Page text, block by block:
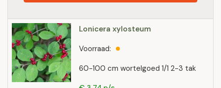
Lonicera xylosteum
60-100 cm wortelgoed 1/1 2-3 tak
Voorraad: